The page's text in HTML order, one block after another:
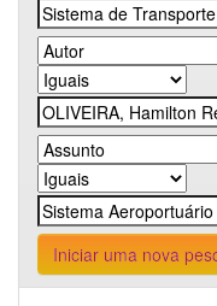
Iniciar uma nova